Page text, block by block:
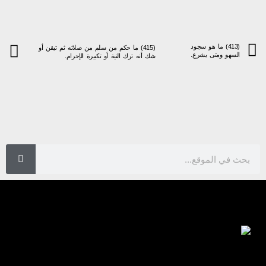
(413) ما هو سجود
السهو ومتى يشرع.
(415) ما حكم من سلم من صلاته ثم تيقن أو
شك أنه ترك النية أو تكبيرة الإحرام.